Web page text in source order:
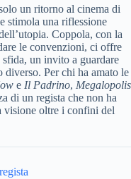
un ritorno al cinema di
stimola una riflessione
Coppola, con la
le convenzioni, ci offre
un invito a guardare
diverso. Per chi ha amato le
e Il Padrino, Megalopolis
di un regista che non ha
visione oltre i confini del